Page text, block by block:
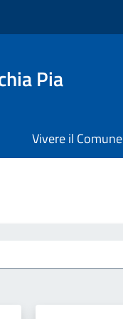
Pia
Vivere il Comune